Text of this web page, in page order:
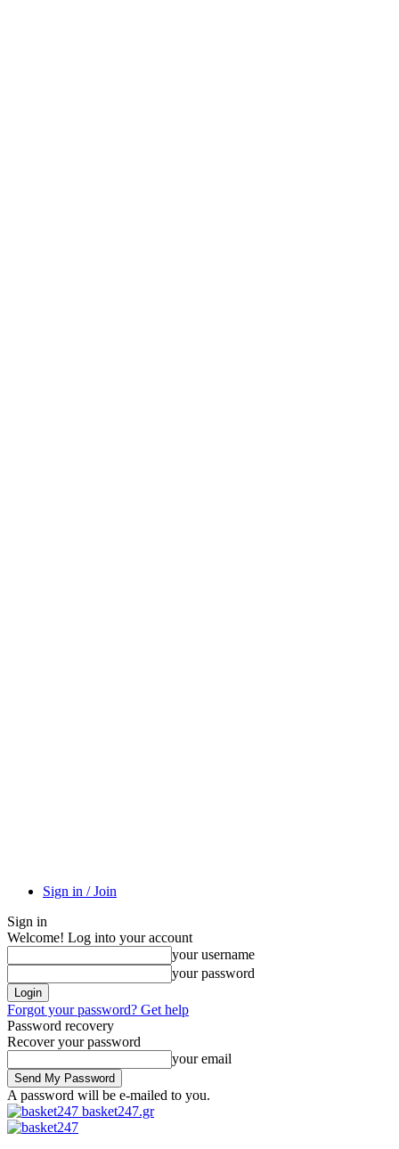
Sign in / Join
Sign in
Welcome! Log into your account
your username
your password
Forgot your password? Get help
Password recovery
Recover your password
your email
A password will be e-mailed to you.
basket247.gr